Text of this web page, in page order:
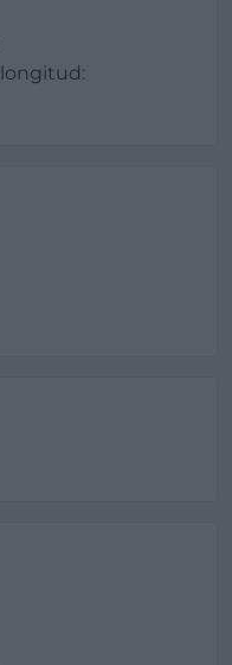
longitud: